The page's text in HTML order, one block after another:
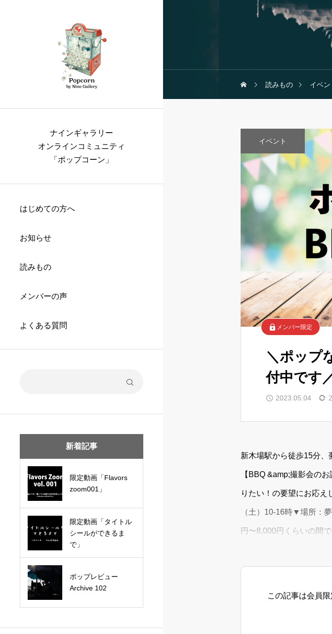
ナインギャラリー
オンラインコミュニティ
「ポップコーン」
はじめての方へ
お知らせ
読みもの
メンバーの声
よくある質問
新着記事
限定動画「Flavors
zoom001」
限定動画「タイトル
シールができるま
で」
ポップレビュー
Archive 102
読みもの イベン
イベント
メンバー限定
＼ポップ
付中です
2023.05.04
新木場駅から徒歩15分、
【BBQ &amp;撮影会の
りたい！の要望にお応
（土）10-16時▼場所：
円〜8,000円くらいの間
この記事は会員